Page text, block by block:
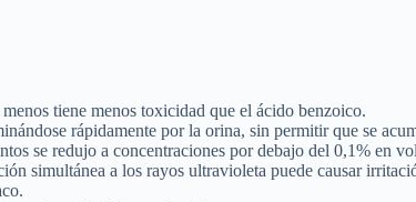
tiene menos toxicidad que el ácido benzoico.
rápidamente por la orina, sin permitir que se
se redujo a concentraciones por debajo del 0,1% en
simultánea a los rayos ultravioleta puede causar